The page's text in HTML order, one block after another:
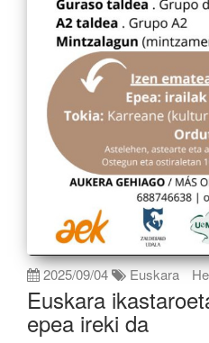
2025/09/04 Euskara
Euskara
epea ireki da